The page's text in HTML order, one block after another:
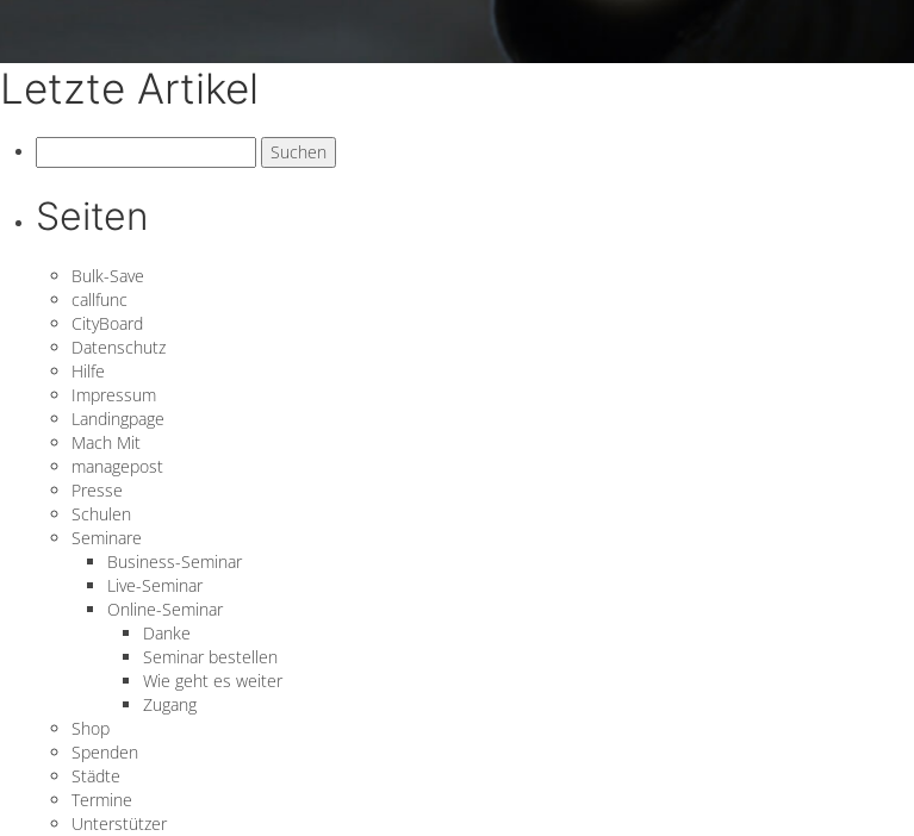
Letzte Artikel
nach:
Seiten
Bulk-Save
callfunc
CityBoard
Datenschutz
Hilfe
Impressum
Landingpage
Mach Mit
managepost
Presse
Schulen
Seminare
Business-Seminar
Live-Seminar
Online-Seminar
Danke
Seminar bestellen
Wie geht es weiter
Zugang
Shop
Spenden
Städte
Termine
Unterstützer